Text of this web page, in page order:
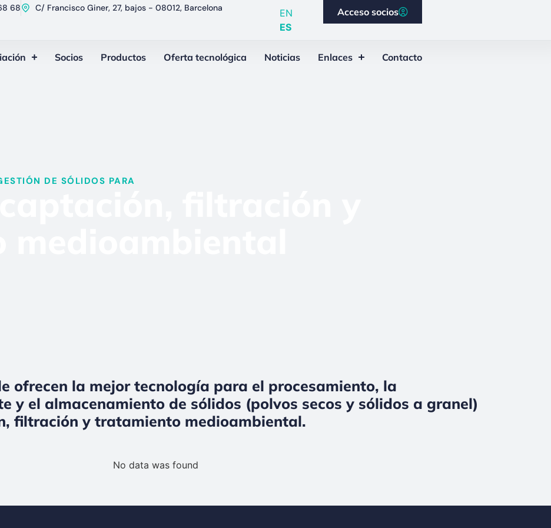
68 C/ Francisco Giner, 27, bajos - 08012, Barcelona
EN
ES
Acceso socios
Socios Productos Oferta tecnológica Noticias Enlaces Contacto
DE SÓLIDOS PARA​
ofrecen la mejor tecnología para el procesamiento, la
y el almacenamiento de sólidos (polvos secos y sólidos a granel)
filtración y tratamiento medioambiental.
No data was found